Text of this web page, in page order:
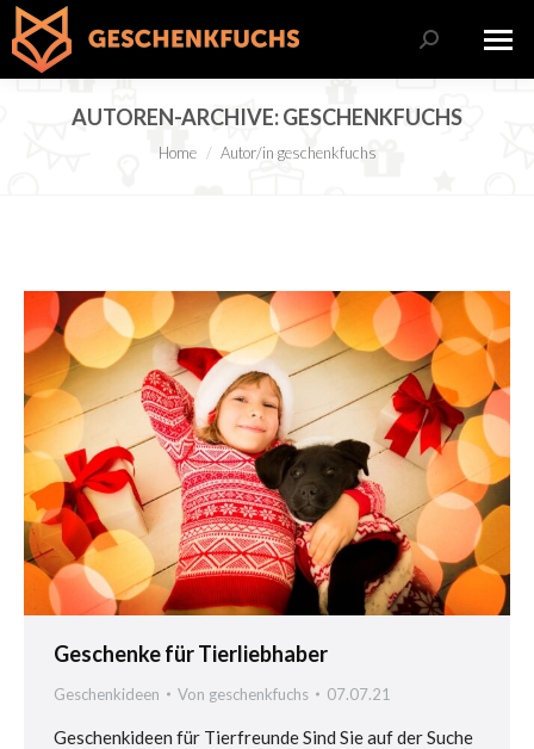
Search:
AUTOREN-ARCHIVE:GESCHENKFUCHS
Sie befinden sich hier:
Home Autor/in geschenkfuchs
Geschenke für Tierliebhaber
Geschenkideen Von geschenkfuchs 07.07.21
Geschenkideen für Tierfreunde Sind Sie auf der Suche